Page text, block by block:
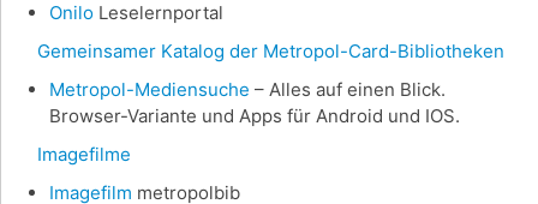
Onilo Leselernportal
Gemeinsamer Katalog der Metropol-Card-Bibliotheken
Metropol-Mediensuche – Alles auf einen Blick.
Browser-Variante und Apps für Android und IOS.
Imagefilme
Imagefilm metropolbib